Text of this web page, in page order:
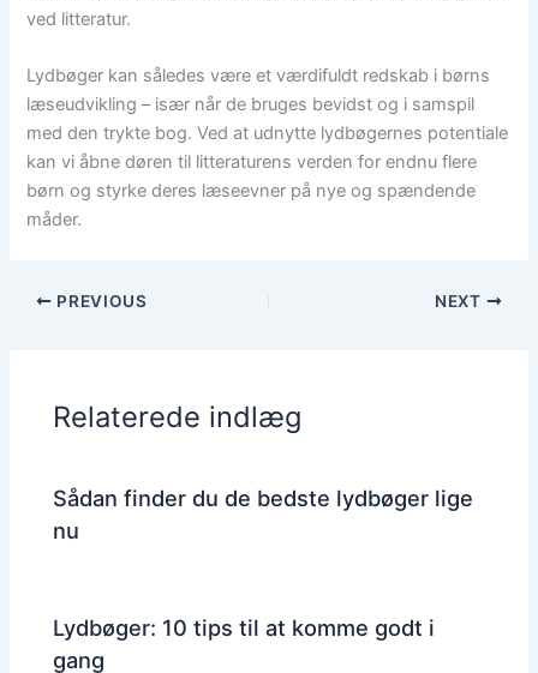
ved litteratur.
Lydbøger kan således være et værdifuldt redskab i børns
læseudvikling – især når de bruges bevidst og i samspil
med den trykte bog. Ved at udnytte lydbøgernes potentiale
kan vi åbne døren til litteraturens verden for endnu flere
børn og styrke deres læseevner på nye og spændende
måder.
PREVIOUS NEXT
Relaterede indlæg
Sådan finder du de bedste lydbøger lige
nu
Lydbøger: 10 tips til at komme godt i
gang